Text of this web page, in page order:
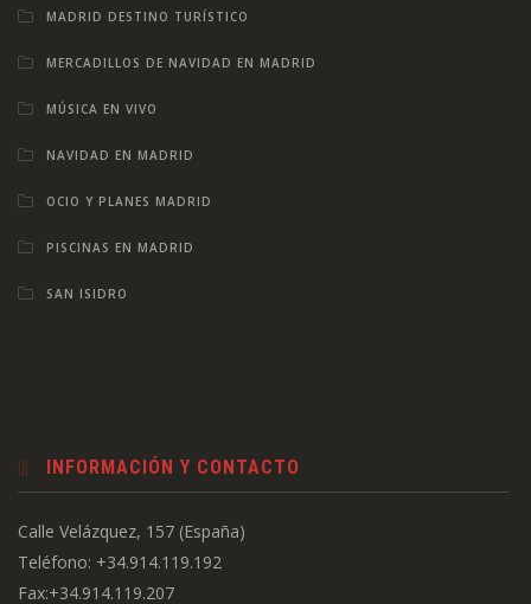
MADRID DESTINO TURÍSTICO
MERCADILLOS DE NAVIDAD EN MADRID
MÚSICA EN VIVO
NAVIDAD EN MADRID
OCIO Y PLANES MADRID
PISCINAS EN MADRID
SAN ISIDRO
INFORMACIÓN Y CONTACTO
Calle Velázquez, 157 (España)
Teléfono: +34.914.119.192
Fax:+34.914.119.207